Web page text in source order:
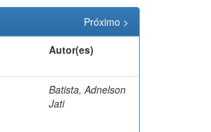
Próximo >
Autor(es)
Batista, Adnelson
Jati